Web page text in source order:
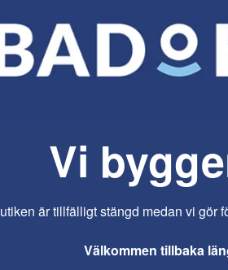
Vi
är tillfälligt stängd medan vi gör
Välkommen tillbaka